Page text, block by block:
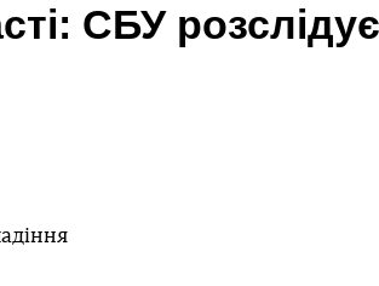
СБУ розслідує